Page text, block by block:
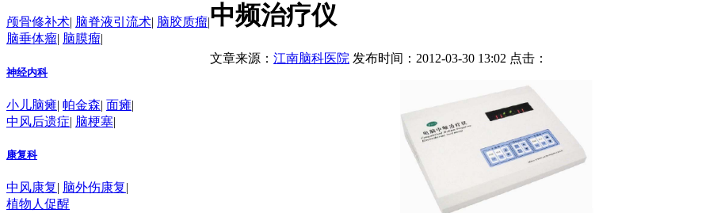
颅骨修补术| 脑脊液引流术| 脑胶质瘤|
脑垂体瘤| 脑膜瘤|
神经内科
小儿脑瘫| 帕金森| 面瘫|
中风后遗症| 脑梗塞|
康复科
中风康复| 脑外伤康复|
植物人促醒
中频治疗仪
文章来源： 江南脑科医院 发布时间：2012-03-30 13:02 点击：